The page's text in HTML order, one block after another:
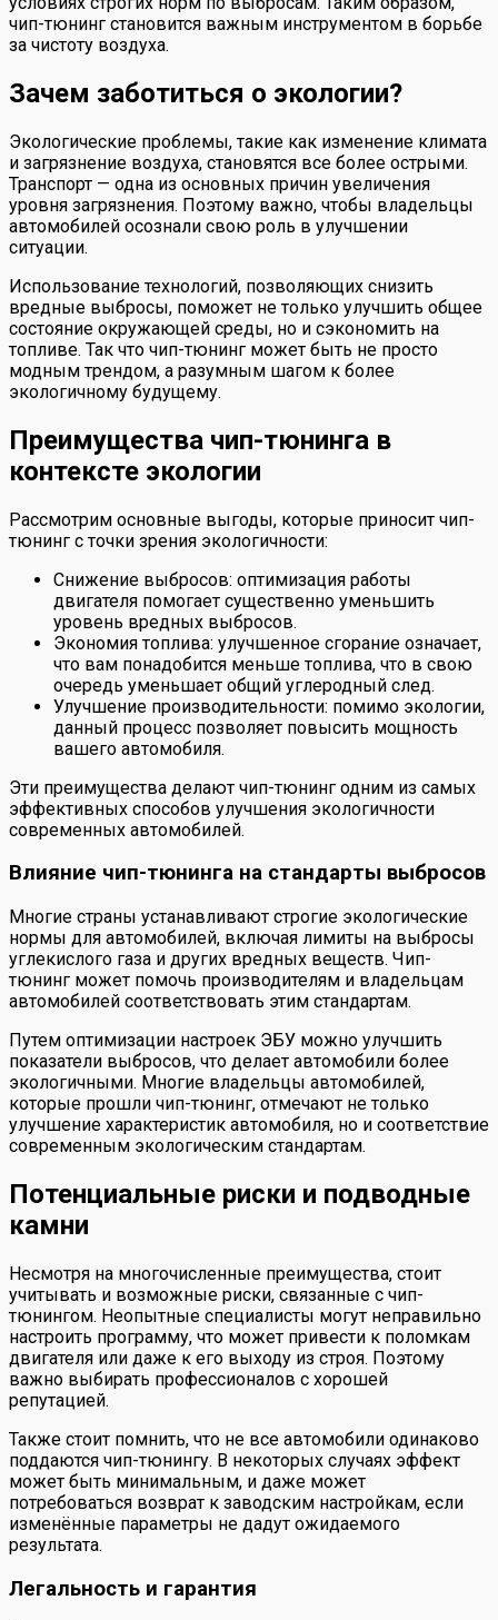
чип-тюнинг становится важным инструментом в борьбе
за чистоту воздуха.
Зачем заботиться о экологии?
Экологические проблемы, такие как изменение климата
и загрязнение воздуха, становятся все более острыми.
Транспорт — одна из основных причин увеличения
уровня загрязнения. Поэтому важно, чтобы владельцы
автомобилей осознали свою роль в улучшении
ситуации.
Использование технологий, позволяющих снизить
вредные выбросы, поможет не только улучшить общее
состояние окружающей среды, но и сэкономить на
топливе. Так что чип-тюнинг может быть не просто
модным трендом, а разумным шагом к более
экологичному будущему.
Преимущества чип-тюнинга в
контексте экологии
Рассмотрим основные выгоды, которые приносит чип-
тюнинг с точки зрения экологичности:
Снижение выбросов: оптимизация работы
двигателя помогает существенно уменьшить
уровень вредных выбросов.
Экономия топлива: улучшенное сгорание означает,
что вам понадобится меньше топлива, что в свою
очередь уменьшает общий углеродный след.
Улучшение производительности: помимо экологии,
данный процесс позволяет повысить мощность
вашего автомобиля.
Эти преимущества делают чип-тюнинг одним из самых
эффективных способов улучшения экологичности
современных автомобилей.
Влияние чип-тюнинга на стандарты выбросов
Многие страны устанавливают строгие экологические
нормы для автомобилей, включая лимиты на выбросы
углекислого газа и других вредных веществ. Чип-
тюнинг может помочь производителям и владельцам
автомобилей соответствовать этим стандартам.
Путем оптимизации настроек ЭБУ можно улучшить
показатели выбросов, что делает автомобили более
экологичными. Многие владельцы автомобилей,
которые прошли чип-тюнинг, отмечают не только
улучшение характеристик автомобиля, но и соответствие
современным экологическим стандартам.
Потенциальные риски и подводные
камни
Несмотря на многочисленные преимущества, стоит
учитывать и возможные риски, связанные с чип-
тюнингом. Неопытные специалисты могут неправильно
настроить программу, что может привести к поломкам
двигателя или даже к его выходу из строя. Поэтому
важно выбирать профессионалов с хорошей
репутацией.
Также стоит помнить, что не все автомобили одинаково
поддаются чип-тюнингу. В некоторых случаях эффект
может быть минимальным, и даже может
потребоваться возврат к заводским настройкам, если
изменённые параметры не дадут ожидаемого
результата.
Легальность и гарантия